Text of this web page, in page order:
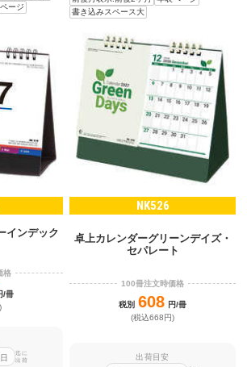
ージ
書き込みスペース大
インデック
格
/冊
日
迄に
出荷
NK526
卓上カレンダーグリーンデイズ・
セパレート
100冊注文時価格
税別 608 円/冊
(税込668円)
出荷目安